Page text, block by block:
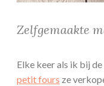
Zelfgemaakte
Elke keer als ik bij
petit fours ze